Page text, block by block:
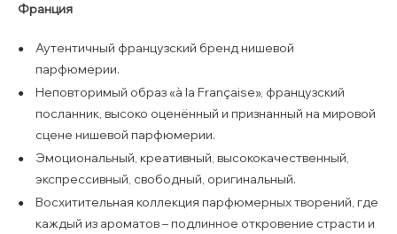
Франция
Аутентичный французский бренд нишевой
парфюмерии.
Неповторимый образ «à la Française», французский
посланник, высоко оценённый и признанный на мировой
сцене нишевой парфюмерии.
Эмоциональный, креативный, высококачественный,
экспрессивный, свободный, оригинальный.
Восхитительная коллекция парфюмерных творений, где
каждый из ароматов – подлинное откровение страсти и